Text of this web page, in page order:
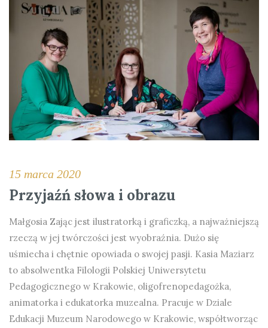
15 marca 2020
Przyjaźń słowa i obrazu
Małgosia Zając jest ilustratorką i graficzką, a najważniejszą
rzeczą w jej twórczości jest wyobraźnia. Dużo się
uśmiecha i chętnie opowiada o swojej pasji. Kasia Maziarz
to absolwentka Filologii Polskiej Uniwersytetu
Pedagogicznego w Krakowie, oligofrenopedagożka,
animatorka i edukatorka muzealna. Pracuje w Dziale
Edukacji Muzeum Narodowego w Krakowie, współtworząc